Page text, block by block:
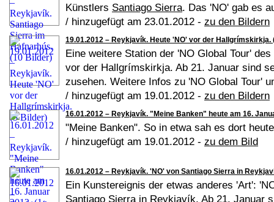
Künstlers Santiago Sierra. Das 'NO' gab es
/ hinzugefügt am 23.01.2012 - zu den Bildern
19.01.2012 – Reykjavík. Heute 'NO' vor der Hallgrímskirkja.
Eine weitere Station der 'NO Global Tour'
vor der Hallgrímskirkja. Ab 21. Januar sind
zusehen. Weitere Infos zu 'NO Global Tour'
/ hinzugefügt am 19.01.2012 - zu den Bildern
16.01.2012 – Reykjavík. "Meine Banken" heute am 16.
"Meine Banken". So in etwa sah es dort
/ hinzugefügt am 19.01.2012 - zu dem Bild
16.01.2012 – Reykjavík. 'NO' von Santiago Sierra in
Ein Kunstereignis der etwas anderes 'Art':
Santiago Sierrain Reykjavík. Ab 21. Januar